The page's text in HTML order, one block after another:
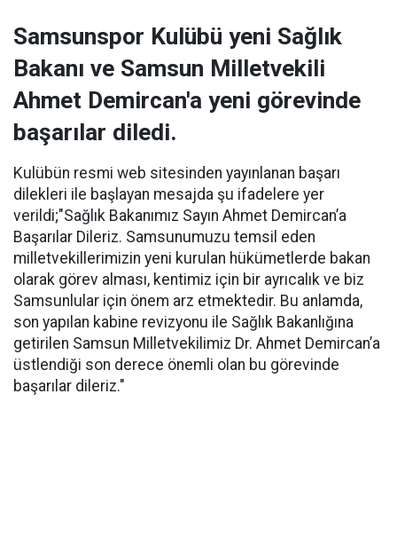
Samsunspor Kulübü yeni Sağlık
Bakanı ve Samsun Milletvekili
Ahmet Demircan'a yeni görevinde
başarılar diledi.
Kulübün resmi web sitesinden yayınlanan başarı
dilekleri ile başlayan mesajda şu ifadelere yer
verildi;"Sağlık Bakanımız Sayın Ahmet Demircan’a
Başarılar Dileriz. Samsunumuzu temsil eden
milletvekillerimizin yeni kurulan hükümetlerde bakan
olarak görev alması, kentimiz için bir ayrıcalık ve biz
Samsunlular için önem arz etmektedir. Bu anlamda,
son yapılan kabine revizyonu ile Sağlık Bakanlığına
getirilen Samsun Milletvekilimiz Dr. Ahmet Demircan’a
üstlendiği son derece önemli olan bu görevinde
başarılar dileriz."